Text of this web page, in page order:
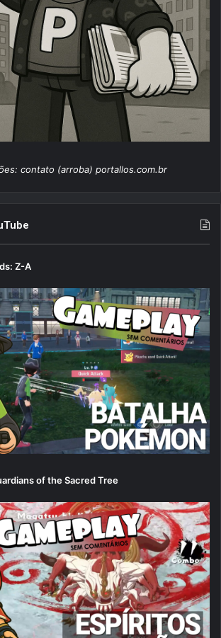
contato (arroba) portallos.com.br
Z-A
of the Sacred Tree